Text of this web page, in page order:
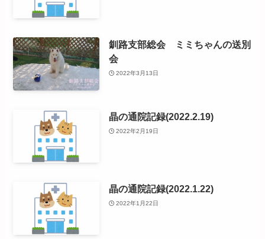
釧路支部総会 ミミちゃんの送別
会
2022年3月13日
晶の通院記録(2022.2.19)
2022年2月19日
晶の通院記録(2022.1.22)
2022年1月22日